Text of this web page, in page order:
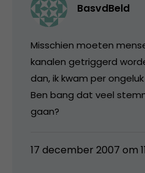
BasvdBeld
Misschien moeten
kanalen getriggerd
dan, ik kwam per
Ben bang dat veel
gaan?
17 december 2007 om